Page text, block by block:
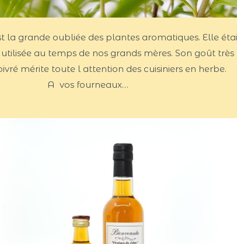
la grande oubliée des plantes aromatiques. Elle
au temps de nos grands mères. Son goût très
mérite toute l attention des cuisiniers en
fourneaux…